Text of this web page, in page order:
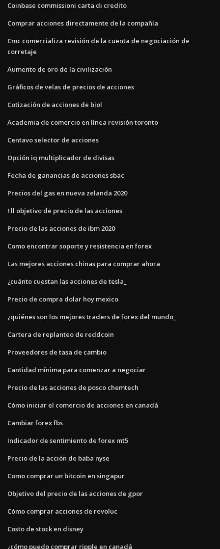
Coinbase commissioni carta di credito
Comprar acciones directamente de la compañía
Cmc comercializa revisión de la cuenta de negociación de
corretaje
Aumento de oro de la civilización
Gráficos de velas de precios de acciones
Cotización de acciones de biol
Academia de comercio en línea revisión toronto
Centavo selector de acciones
Opción iq multiplicador de divisas
Fecha de ganancias de acciones sbac
Precios del gas en nueva zelanda 2020
Fll objetivo de precio de las acciones
Precio de las acciones de ibm 2020
Como encontrar soporte y resistencia en forex
Las mejores acciones chinas para comprar ahora
¿cuánto cuestan las acciones de tesla_
Precio de compra dolar hoy mexico
¿quiénes son los mejores traders de forex del mundo_
Cartera de replanteo de reddcoin
Proveedores de tasa de cambio
Cantidad mínima para comenzar a negociar
Precio de las acciones de posco chemtech
Cómo iniciar el comercio de acciones en canadá
Cambiar forex fbs
Indicador de sentimiento de forex mt5
Precio de la acción de baba nyse
Como comprar un bitcoin en singapur
Objetivo del precio de las acciones de gpor
Cómo comprar acciones de revoluc
Costo de stock en disney
¿cómo puedo comprar ripple en canadá_